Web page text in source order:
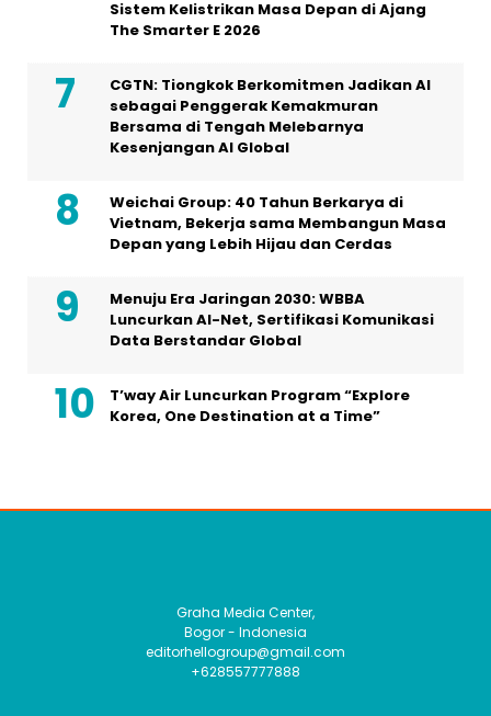
Sistem Kelistrikan Masa Depan di Ajang
The Smarter E 2026
CGTN: Tiongkok Berkomitmen Jadikan AI
sebagai Penggerak Kemakmuran
Bersama di Tengah Melebarnya
Kesenjangan AI Global
Weichai Group: 40 Tahun Berkarya di
Vietnam, Bekerja sama Membangun Masa
Depan yang Lebih Hijau dan Cerdas
Menuju Era Jaringan 2030: WBBA
Luncurkan AI-Net, Sertifikasi Komunikasi
Data Berstandar Global
T’way Air Luncurkan Program “Explore
Korea, One Destination at a Time”
Graha Media Center,
Bogor - Indonesia
editorhellogroup@gmail.com
+628557777888